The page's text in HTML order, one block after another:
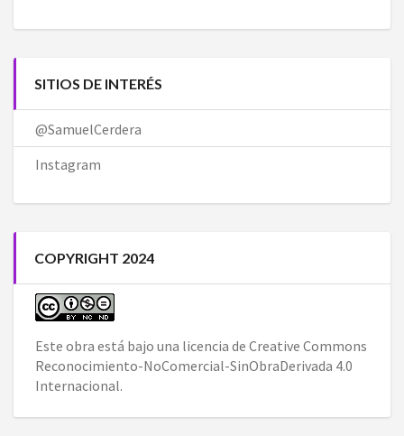
SITIOS DE INTERÉS
@SamuelCerdera
Instagram
COPYRIGHT 2024
Este obra está bajo una licencia de Creative Commons
Reconocimiento-NoComercial-SinObraDerivada 4.0
Internacional.